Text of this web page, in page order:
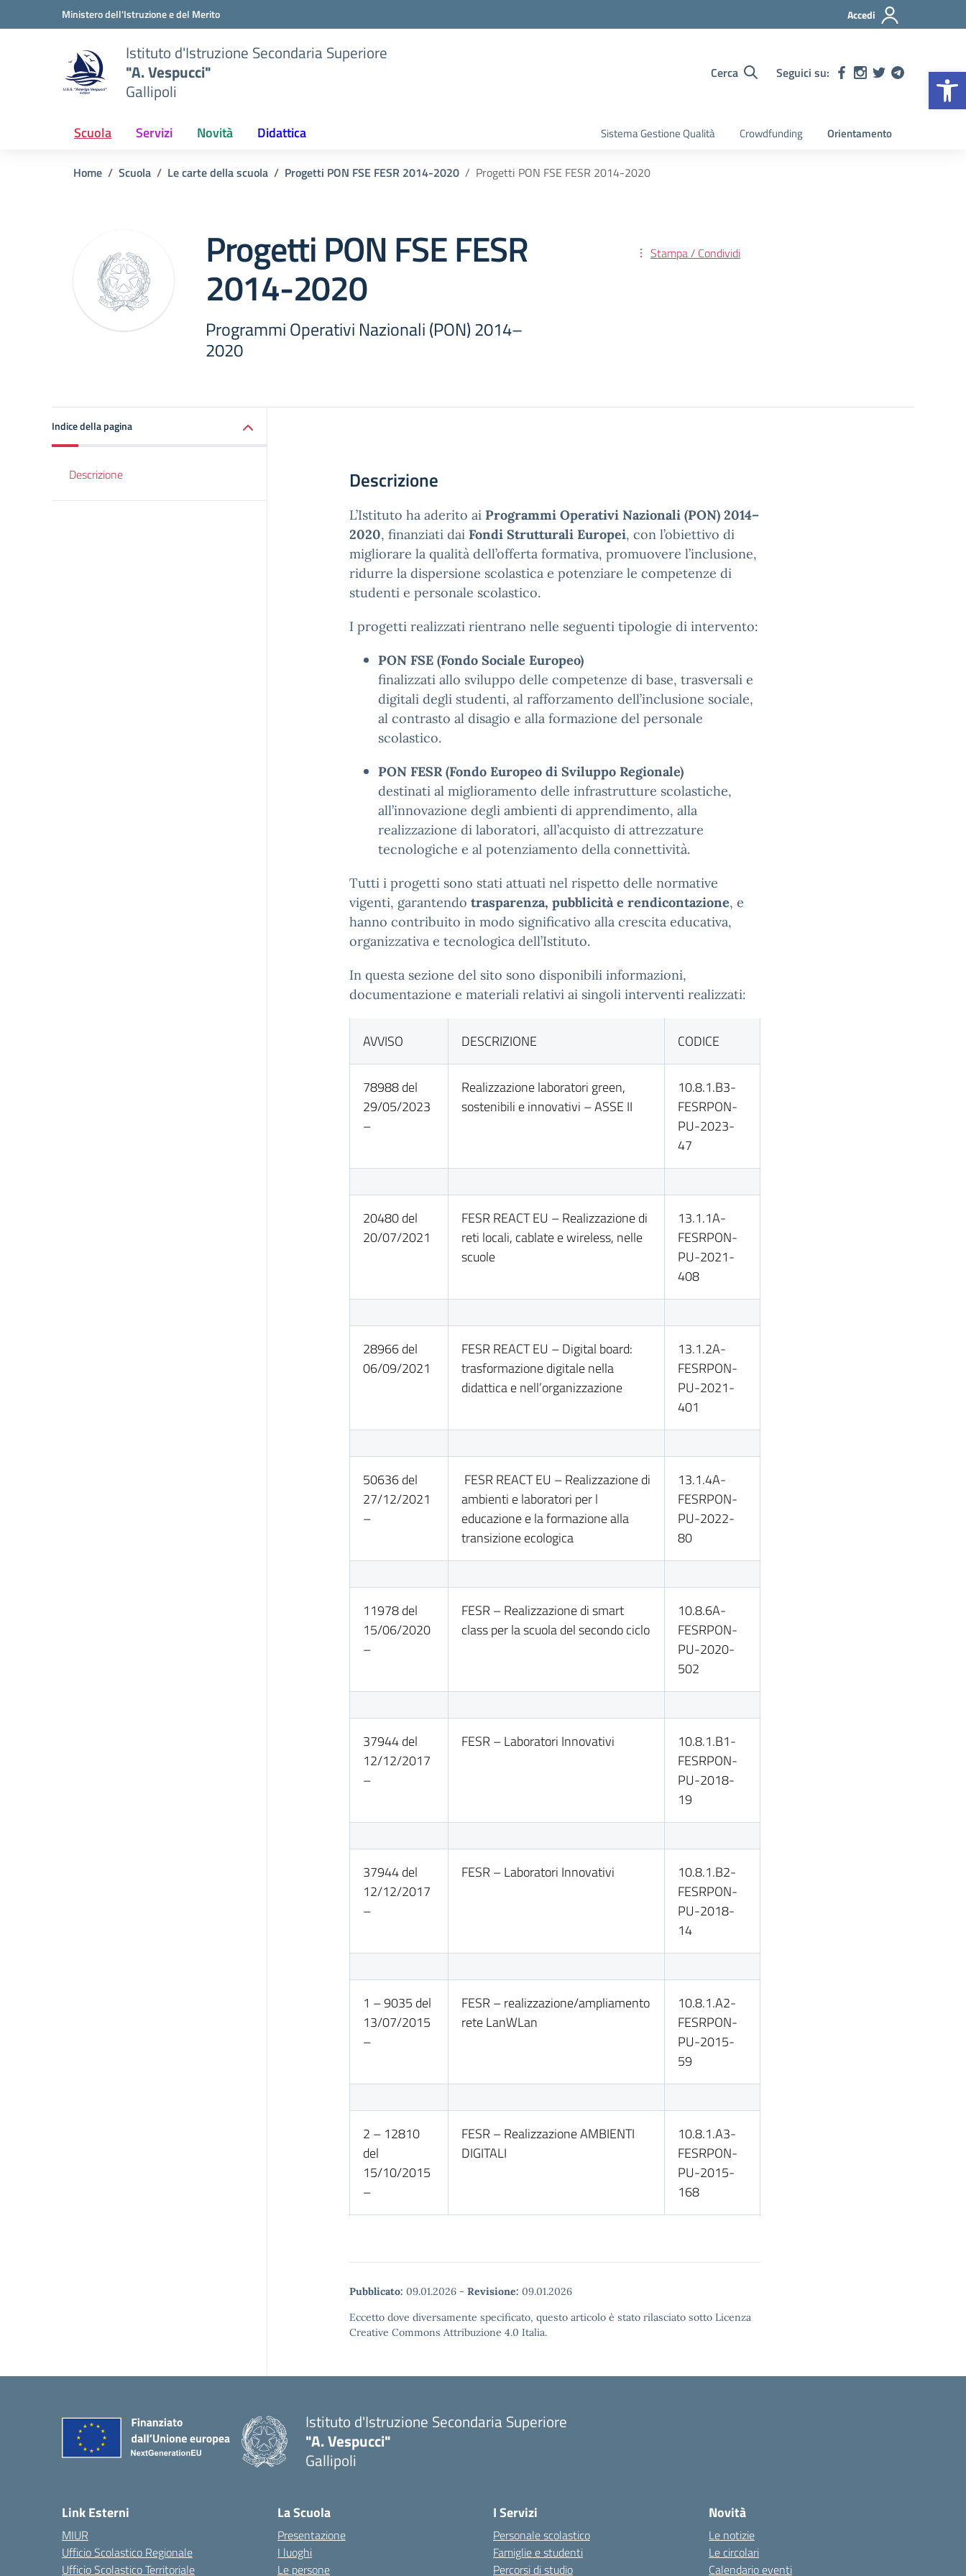
Vai ai contenuti
Vai al menu di navigazioneMinistero dell'Istruzione e del Merito Accedi
Istituto d'Istruzione Secondaria Superiore
"A. Vespucci"
Gallipoli
Cerca Seguici su:
Scuola Servizi Novità Didattica Sistema Gestione Qualità Crowdfunding Orientamento
Home Scuola Le carte della scuola Progetti PON FSE FESR 2014-2020 Progetti PON FSE FESR 2014-2020
Progetti PON FSE FESR
2014-2020
Programmi Operativi Nazionali (PON) 2014–
2020
Stampa / Condividi
Indice della pagina
Descrizione Descrizione
L’Istituto ha aderito ai Programmi Operativi Nazionali (PON) 2014–
2020, finanziati dai Fondi Strutturali Europei, con l’obiettivo di
migliorare la qualità dell’offerta formativa, promuovere l’inclusione,
ridurre la dispersione scolastica e potenziare le competenze di
studenti e personale scolastico.
I progetti realizzati rientrano nelle seguenti tipologie di intervento:
PON FSE (Fondo Sociale Europeo)
finalizzati allo sviluppo delle competenze di base, trasversali e
digitali degli studenti, al rafforzamento dell’inclusione sociale,
al contrasto al disagio e alla formazione del personale
scolastico.
PON FESR (Fondo Europeo di Sviluppo Regionale)
destinati al miglioramento delle infrastrutture scolastiche,
all’innovazione degli ambienti di apprendimento, alla
realizzazione di laboratori, all’acquisto di attrezzature
tecnologiche e al potenziamento della connettività.
Tutti i progetti sono stati attuati nel rispetto delle normative
vigenti, garantendo trasparenza, pubblicità e rendicontazione, e
hanno contribuito in modo significativo alla crescita educativa,
organizzativa e tecnologica dell’Istituto.
In questa sezione del sito sono disponibili informazioni,
documentazione e materiali relativi ai singoli interventi realizzati:
AVVISO DESCRIZIONE CODICE
78988 del
29/05/2023
–
Realizzazione laboratori green,
sostenibili e innovativi – ASSE II
10.8.1.B3-
FESRPON-
PU-2023-
47
20480 del
20/07/2021
FESR REACT EU – Realizzazione di
reti locali, cablate e wireless, nelle
scuole
13.1.1A-
FESRPON-
PU-2021-
408
28966 del
06/09/2021
FESR REACT EU – Digital board:
trasformazione digitale nella
didattica e nell’organizzazione
13.1.2A-
FESRPON-
PU-2021-
401
50636 del
27/12/2021
–
FESR REACT EU – Realizzazione di
ambienti e laboratori per l
educazione e la formazione alla
transizione ecologica
13.1.4A-
FESRPON-
PU-2022-
80
11978 del
15/06/2020
–
FESR – Realizzazione di smart
class per la scuola del secondo ciclo
10.8.6A-
FESRPON-
PU-2020-
502
37944 del
12/12/2017
–
FESR – Laboratori Innovativi
10.8.1.B1-
FESRPON-
PU-2018-
19
37944 del
12/12/2017
–
FESR – Laboratori Innovativi
10.8.1.B2-
FESRPON-
PU-2018-
14
1 – 9035 del
13/07/2015
–
FESR – realizzazione/ampliamento
rete LanWLan
10.8.1.A2-
FESRPON-
PU-2015-
59
2 – 12810
del
15/10/2015
–
FESR – Realizzazione AMBIENTI
DIGITALI
10.8.1.A3-
FESRPON-
PU-2015-
168
Pubblicato: 09.01.2026 - Revisione: 09.01.2026
Eccetto dove diversamente specificato, questo articolo è stato rilasciato sotto Licenza
Creative Commons Attribuzione 4.0 Italia.
Istituto d'Istruzione Secondaria Superiore
"A. Vespucci"
Gallipoli
Link Esterni
MIUR
Ufficio Scolastico Regionale
Ufficio Scolastico Territoriale
La Scuola
Presentazione
I luoghi
Le persone
I Servizi
Personale scolastico
Famiglie e studenti
Percorsi di studio
Novità
Le notizie
Le circolari
Calendario eventi